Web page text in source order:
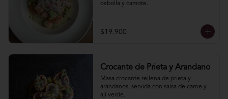
cebolla y camote.
$19.900
Crocante de Prieta y Arandano
Masa crocante rellena de prieta y
arándanos, servida con salsa de carne y
ají verde.